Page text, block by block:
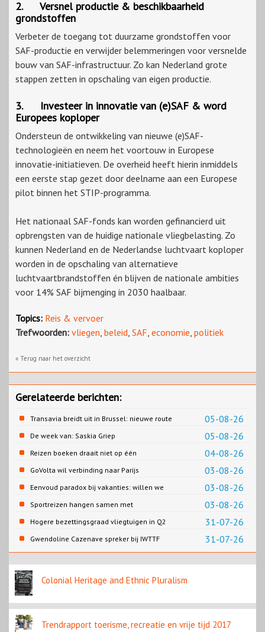
2. Versnel productie & beschikbaarheid
grondstoffen
Verbeter de toegang tot duurzame grondstoffen voor
SAF-productie en verwijder belemmeringen voor versnelde
bouw van SAF-infrastructuur. Zo kan Nederland grote
stappen zetten in opschaling van eigen productie.
3. Investeer in innovatie van (e)SAF & word
Europees koploper
Ondersteun de ontwikkeling van nieuwe (e)SAF-
technologieën en neem het voortouw in Europese
innovatie-initiatieven. De overheid heeft hierin inmiddels
een eerste stap gezet door deelname aan een Europese
pilot binnen het STIP-programma.
Het nationaal SAF-fonds kan worden gefinancierd uit
opbrengsten van de huidige nationale vliegbelasting. Zo
kunnen Nederland en de Nederlandse luchtvaart koploper
worden in de opschaling van alternatieve
luchtvaartbrandstoffen én blijven de nationale ambities
voor 14% SAF bijmenging in 2030 haalbaar.
Topics: Reis & vervoer
Trefwoorden: vliegen, beleid, SAF, economie, politiek
« Terug naar het overzicht
Gerelateerde berichten:
05-08-26
Transavia breidt uit in Brussel: nieuwe route
naar Porto
05-08-26
De week van: Saskia Griep
04-08-26
Reizen boeken draait niet op één
contentbron
03-08-26
GoVolta wil verbinding naar Parijs
03-08-26
Eenvoud paradox bij vakanties: willen we
eenvoud of toch goed verzorgd?
03-08-26
Sportreizen hangen samen met
bestemming en welzijn
31-07-26
Hogere bezettingsgraad vliegtuigen in Q2
van 2026
31-07-26
Gwendoline Cazenave spreker bij IWTTF
congres in Utrecht
Colonial Heritage and Ethnic Pluralism
Trendrapport toerisme, recreatie en vrije tijd 2017